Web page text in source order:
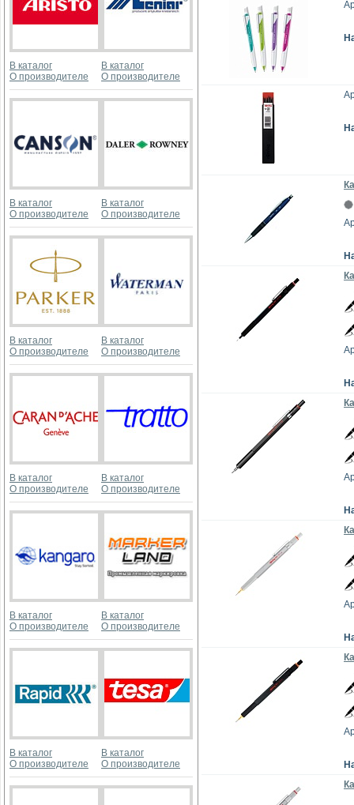
В каталог
О производителе
В каталог
О производителе
В каталог
О производителе
В каталог
О производителе
В каталог
О производителе
В каталог
О производителе
В каталог
О производителе
В каталог
О производителе
В каталог
О производителе
В каталог
О производителе
В каталог
О производителе
В каталог
О производителе